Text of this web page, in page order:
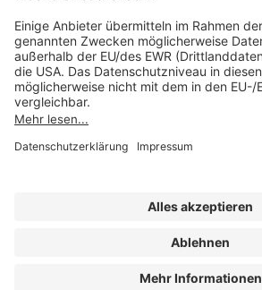
Impressum
Datenschutz
AGB und Lizenzbedingungen
Erklärung zur Barrierefreiheit
A FORUM MEDIA GROUP COMPANY